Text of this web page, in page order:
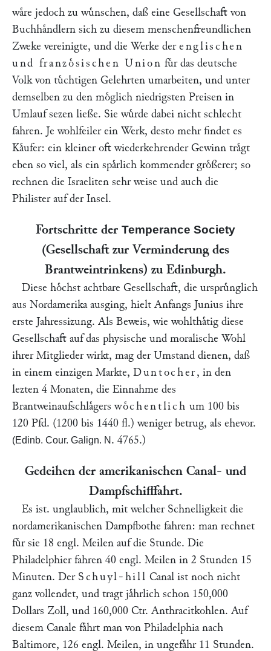
waͤre jedoch zu wuͤnschen, daß eine Gesellschaft von
Buchhaͤndlern sich zu diesem menschenfreundlichen
Zweke vereinigte, und die Werke der englischen
und franzoͤsischen Union fuͤr das deutsche
Volk von tuͤchtigen Gelehrten umarbeiten, und unter
demselben zu den moͤglich niedrigsten Preisen in
Umlauf sezen ließe. Sie wuͤrde dabei nicht schlecht
fahren. Je wohlfeiler ein Werk, desto mehr findet es
Kaͤufer: ein kleiner oft wiederkehrender Gewinn traͤgt
eben so viel, als ein spaͤrlich kommender groͤßerer; so
rechnen die Israeliten sehr weise und auch die
Philister auf der Insel.
Fortschritte der Temperance Society
(Gesellschaft zur Verminderung des
Brantweintrinkens) zu Edinburgh.
Diese hoͤchst achtbare Gesellschaft, die urspruͤnglich
aus Nordamerika ausging, hielt Anfangs Junius ihre
erste Jahressizung. Als Beweis, wie wohlthaͤtig diese
Gesellschaft auf das physische und moralische Wohl
ihrer Mitglieder wirkt, mag der Umstand dienen, daß
in einem einzigen Markte, Duntocher, in den
lezten 4 Monaten, die Einnahme des
Brantweinaufschlaͤgers woͤchentlich um 100 bis
120 Pfd. (1200 bis 1440 fl.) weniger betrug, als ehevor.
(Edinb. Cour. Galign. N . 4765.)
Gedeihen der amerikanischen Canal- und
Dampfschifffahrt.
Es ist. unglaublich, mit welcher Schnelligkeit die
nordamerikanischen Dampfbothe fahren: man rechnet
fuͤr sie 18 engl. Meilen auf die Stunde. Die
Philadelphier fahren 40 engl. Meilen in 2 Stunden 15
Minuten. Der Schuyl-hill Canal ist noch nicht
ganz vollendet, und tragt jaͤhrlich schon 150,000
Dollars Zoll, und 160,000 Ctr. Anthracitkohlen. Auf
diesem Canale faͤhrt man von Philadelphia nach
Baltimore, 126 engl. Meilen, in ungefaͤhr 11 Stunden.